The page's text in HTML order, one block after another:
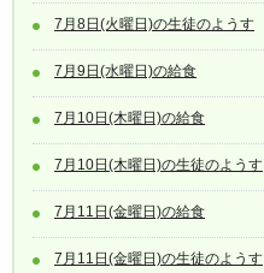
7月8日(火曜日)の生徒のようす
7月9日(水曜日)の給食
7月10日(木曜日)の給食
7月10日(木曜日)の生徒のようす
7月11日(金曜日)の給食
7月11日(金曜日)の生徒のようす